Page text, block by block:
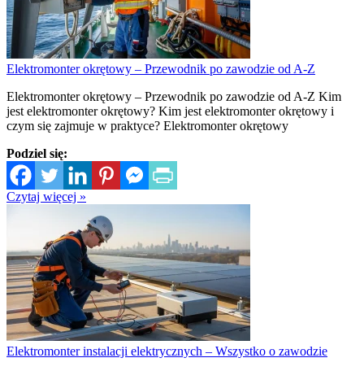
Elektromonter okrętowy – Przewodnik po zawodzie od A-Z
Elektromonter okrętowy – Przewodnik po zawodzie od A-Z Kim
jest elektromonter okrętowy? Kim jest elektromonter okrętowy i
czym się zajmuje w praktyce? Elektromonter okrętowy
Podziel się:
Czytaj więcej »
Elektromonter instalacji elektrycznych – Wszystko o zawodzie